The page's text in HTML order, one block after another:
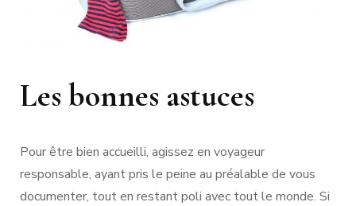
Les bonnes astuces
Pour être bien accueilli, agissez en voyageur
responsable, ayant pris le peine au préalable de vous
documenter, tout en restant poli avec tout le monde. Si